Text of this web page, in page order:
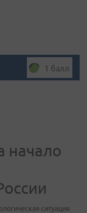
1 балл
начало
ситуация